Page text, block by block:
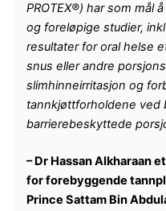
PROTEX®) har som mål
og foreløpige studier,
resultater for oral helse
snus eller andre
slimhinneirritasjon og
tannkjøttforholdene ved
barrierebeskyttede
– Dr Hassan Alkharaan
for forebyggende
Prince Sattam Bin